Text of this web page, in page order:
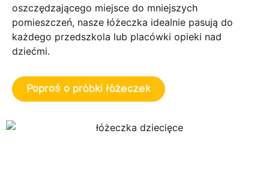
oszczędzającego miejsce do mniejszych
pomieszczeń, nasze łóżeczka idealnie pasują do
każdego przedszkola lub placówki opieki nad
dziećmi.
Poproś o próbki łóżeczek